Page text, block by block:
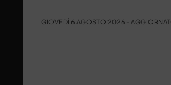
GIOVEDÌ 6 AGOSTO 2026 -